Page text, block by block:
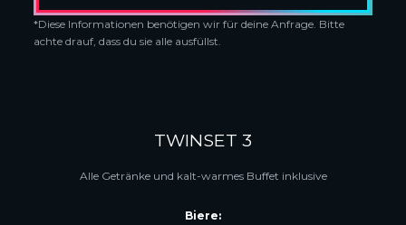
*Diese Informationen benötigen wir für deine Anfrage. Bitte
achte drauf, dass du sie alle ausfüllst.
TWINSET 3
Alle Getränke und kalt-warmes Buffet inklusive
Biere: